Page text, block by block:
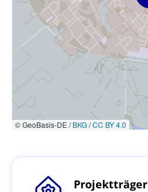
© GeoBasis-DE /BKG/CC BY 4.0
Projektträger